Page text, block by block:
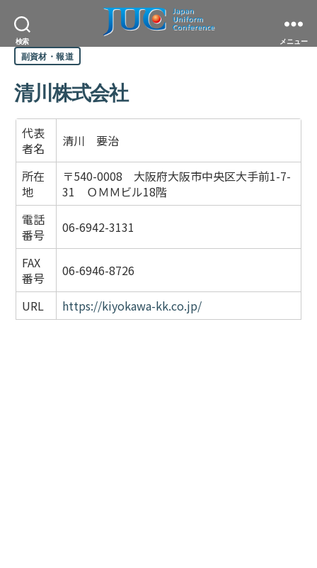
検索
本
ユ
ニ
フ
ォ
協
メニュー
カ
テ
リ
ー
副資材・報道
清川株式会社
代表
者名
清川 要治
所在
地
〒540-0008 大阪府大阪市中央区大手前1-7-
31 ＯＭＭビル18階
電話
番号
06-6942-3131
FAX
番号
06-6946-8726
URL https://kiyokawa-kk.co.jp/